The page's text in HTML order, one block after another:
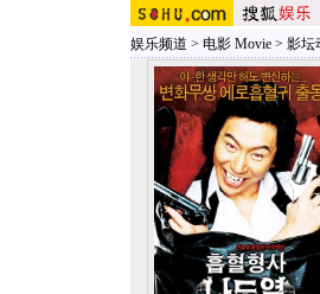
娱乐频道 > 电影 Movie > 影坛